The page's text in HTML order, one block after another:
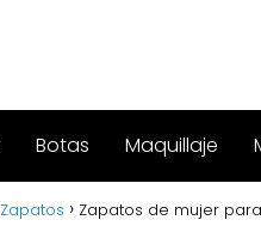
Botas Maquillaje
Zapatos Zapatos de mujer